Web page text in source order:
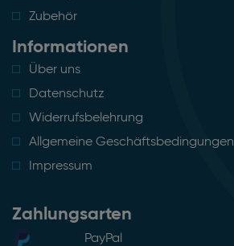
Zubehör
Informationen
Über uns
Datenschutz
Widerrufsbelehrung
Allgemeine Geschäftsbedingungen
Impressum
Zahlungsarten
PayPal